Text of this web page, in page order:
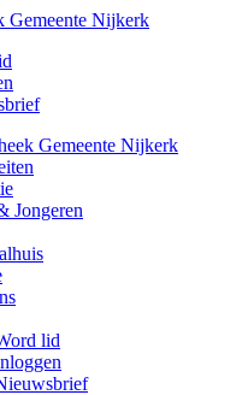
Gemeente Nijkerk
Jongeren
lid